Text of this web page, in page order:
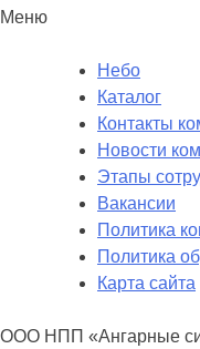
Меню
Небо
Каталог
Контакты
Новости
Этапы
Вакансии
Политика
Политика
Карта сайта
ООО НПП «Ангарные